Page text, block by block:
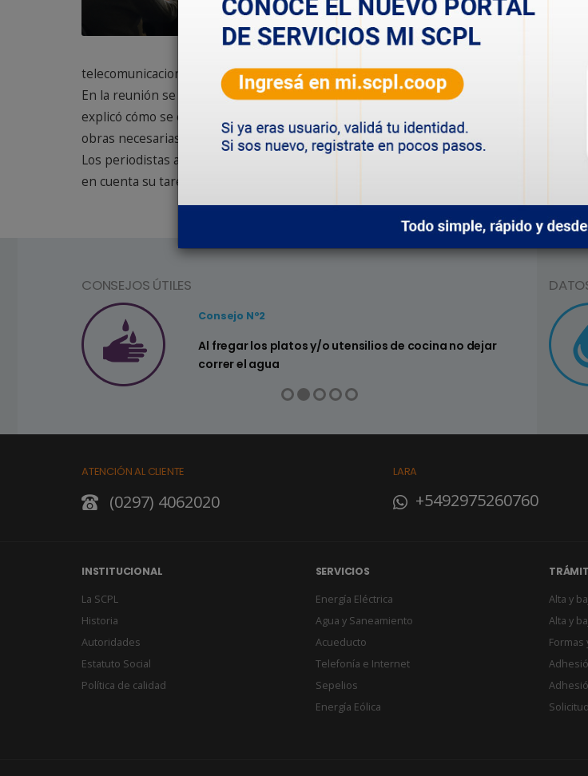
Fabián Schmidt, el gerente del
saneamiento, Adolfo Carrizo, el jefe
telecomunicaciones, Javier Flores y personal del departamento institucional.
En la reunión se proyectaron imágenes de las tareas realizadas durante y después del
explicó cómo se están prestando los servicios en las diferentes zonas de la ciudad y
obras necesarias para poder dar confiabilidad a los sistemas, tanto de energía como
Los periodistas aprovecharon la oportunidad para realizar consultas acerca de los
en cuenta su tarea diaria de informar a la comunidad.
CONSEJOS ÚTILES
Consejo Nº2
Al fregar los platos y/o utensilios de cocina no dejar
correr el agua
ATENCIÓN AL CLIENTE
(0297) 4062020
LARA
+5492975260760
INSTITUCIONAL
La SCPL
Historia
Autoridades
Estatuto Social
Política de calidad
SERVICIOS
Energía Eléctrica
Agua y Saneamiento
Acueducto
Telefonía e Internet
Sepelios
Energía Eólica
Alta y
Alta y
Formas